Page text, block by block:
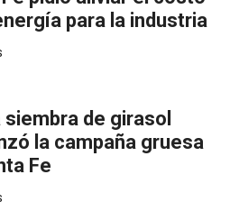
para la industria
siembra de girasol
la campaña gruesa
Fe